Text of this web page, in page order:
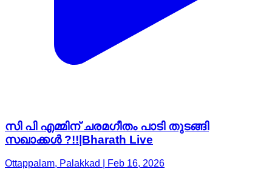
സി പി എമ്മിന് ചരമഗീതം പാടി തുടങ്ങി
സഖാക്കൾ ?!!|Bharath Live
Ottappalam, Palakkad | Feb 16, 2026